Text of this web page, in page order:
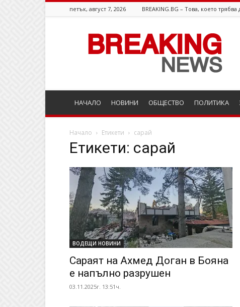
петък, август 7, 2026 BREAKING.BG – Това, което трябва
Breaking.bg
НАЧАЛО НОВИНИ ОБЩЕСТВО ПОЛИТИКА
Начало Етикети сарай
Етикети: сарай
ВОДЕЩИ НОВИНИ
Сараят на Ахмед Доган в Бояна
е напълно разрушен
03.11.2025г. 13:51ч.